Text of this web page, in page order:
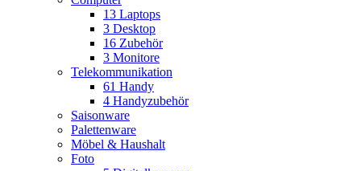
13 Laptops
3 Desktop
16 Zubehör
3 Monitore
Telekommunikation
61 Handy
4 Handyzubehör
Saisonware
Palettenware
Möbel & Haushalt
Foto